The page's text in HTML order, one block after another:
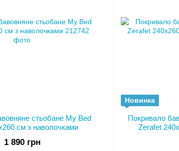
стьобане My Bed
см з наволочками
1 890 грн
Новинка
Покривало
Zerafet